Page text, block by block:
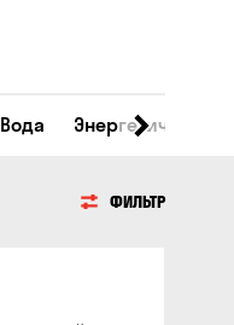
Вода Энергетические
ФИЛЬТР